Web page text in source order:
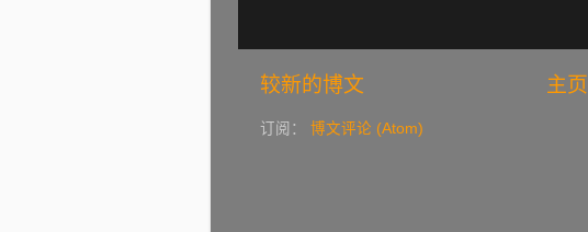
较新的博文 主页
订阅： 博文评论 (Atom)